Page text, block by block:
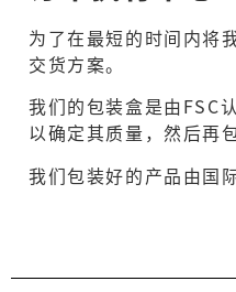
为了在最短的时间内将
交货方案。
我们的包装盒是由FSC
以确定其质量，然后再
我们包装好的产品由国